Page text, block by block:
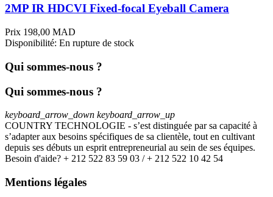
2MP IR HDCVI Fixed-focal Eyeball Camera
Prix 198,00 MAD
Disponibilité: En rupture de stock
Qui sommes-nous ?
Qui sommes-nous ?
keyboard_arrow_down keyboard_arrow_up
COUNTRY TECHNOLOGIE - s’est distinguée par sa capacité à
s’adapter aux besoins spécifiques de sa clientèle, tout en cultivant
depuis ses débuts un esprit entrepreneurial au sein de ses équipes.
Besoin d'aide? + 212 522 83 59 03 / + 212 522 10 42 54
Mentions légales